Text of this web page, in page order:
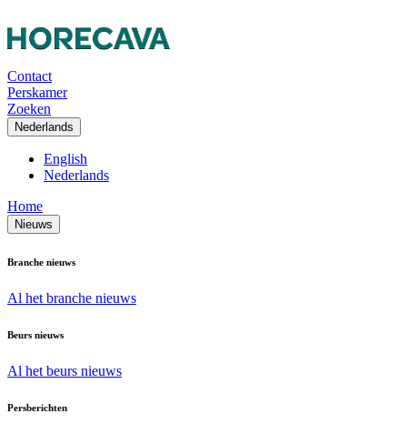
Contact
Perskamer
Zoeken
Nederlands
English
Nederlands
Home
Nieuws
Branche nieuws
Al het branche nieuws
Beurs nieuws
Al het beurs nieuws
Persberichten